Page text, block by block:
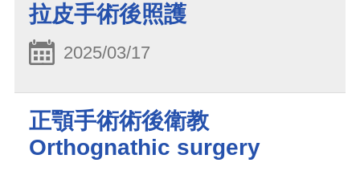
拉皮手術後照護
2025/03/17
正顎手術術後衛教
Orthognathic surgery